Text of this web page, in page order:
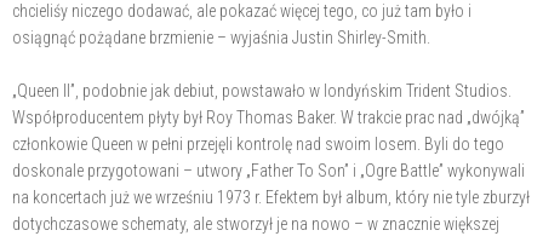
chcieliśy niczego dodawać, ale pokazać więcej tego, co już tam było i
osiągnąć pożądane brzmienie – wyjaśnia Justin Shirley-Smith.
„Queen II”, podobnie jak debiut, powstawało w londyńskim Trident Studios.
Współproducentem płyty był Roy Thomas Baker. W trakcie prac nad „dwójką”
członkowie Queen w pełni przejęli kontrolę nad swoim losem. Byli do tego
doskonale przygotowani – utwory „Father To Son” i „Ogre Battle” wykonywali
na koncertach już we wrześniu 1973 r. Efektem był album, który nie tyle zburzył
dotychczasowe schematy, ale stworzył je na nowo – w znacznie większej